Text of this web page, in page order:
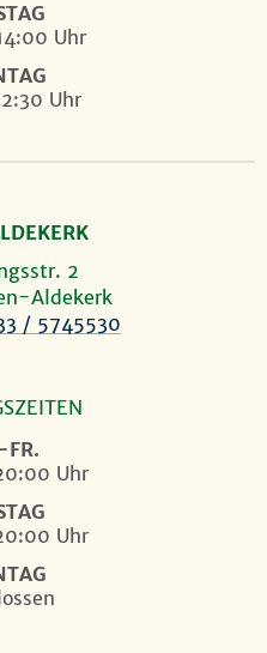
Uhr
Uhr
2
Aldekerk
/ 5745530
FR.
Uhr
Uhr